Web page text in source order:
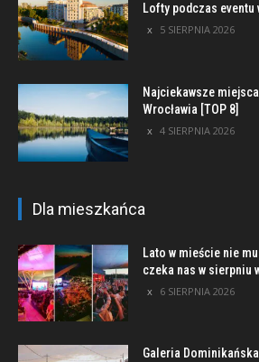
Lofty podczas
5 SIERPNIA 2026
Najciekawsze
Wrocławia [TOP 8]
4 SIERPNIA 2026
Dla mieszkańca
Lato w mieście nie
czeka nas w sierpniu
6 SIERPNIA 2026
Galeria